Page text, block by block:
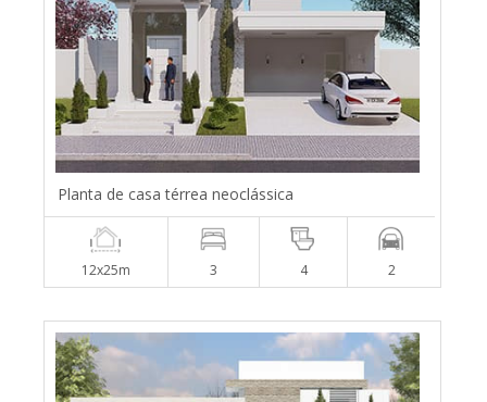
Planta de casa térrea neoclássica
12x25m 3 4 2